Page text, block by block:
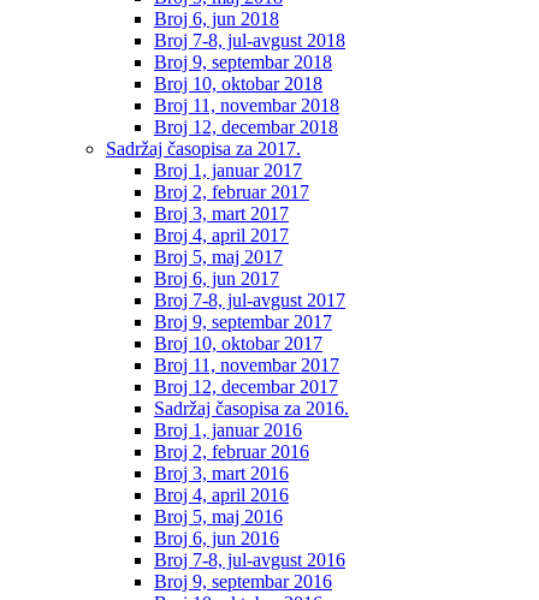
Broj 6, jun 2018
Broj 7-8, jul-avgust 2018
Broj 9, septembar 2018
Broj 10, oktobar 2018
Broj 11, novembar 2018
Broj 12, decembar 2018
Sadržaj časopisa za 2017.
Broj 1, januar 2017
Broj 2, februar 2017
Broj 3, mart 2017
Broj 4, april 2017
Broj 5, maj 2017
Broj 6, jun 2017
Broj 7-8, jul-avgust 2017
Broj 9, septembar 2017
Broj 10, oktobar 2017
Broj 11, novembar 2017
Broj 12, decembar 2017
Sadržaj časopisa za 2016.
Broj 1, januar 2016
Broj 2, februar 2016
Broj 3, mart 2016
Broj 4, april 2016
Broj 5, maj 2016
Broj 6, jun 2016
Broj 7-8, jul-avgust 2016
Broj 9, septembar 2016